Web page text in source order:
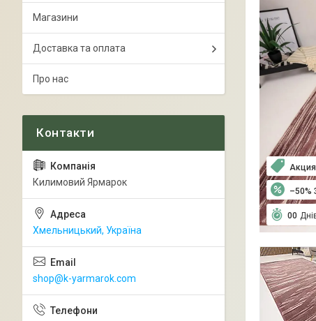
Акция
–50%
00
Магазини
Доставка та оплата
Про нас
Килимовий Ярмарок
Хмельницький, Україна
shop@k-yarmarok.com